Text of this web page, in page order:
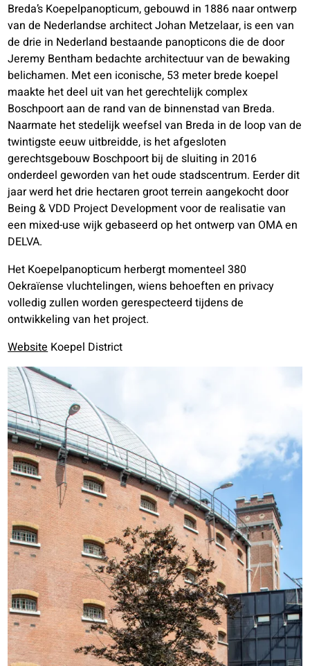
Breda’s Koepelpanopticum, gebouwd in 1886 naar ontwerp
van de Nederlandse architect Johan Metzelaar, is een van
de drie in Nederland bestaande panopticons die de door
Jeremy Bentham bedachte architectuur van de bewaking
belichamen. Met een iconische, 53 meter brede koepel
maakte het deel uit van het gerechtelijk complex
Boschpoort aan de rand van de binnenstad van Breda.
Naarmate het stedelijk weefsel van Breda in de loop van de
twintigste eeuw uitbreidde, is het afgesloten
gerechtsgebouw Boschpoort bij de sluiting in 2016
onderdeel geworden van het oude stadscentrum. Eerder dit
jaar werd het drie hectaren groot terrein aangekocht door
Being & VDD Project Development voor de realisatie van
een mixed-use wijk gebaseerd op het ontwerp van OMA en
DELVA.
Het Koepelpanopticum herbergt momenteel 380
Oekraïense vluchtelingen, wiens behoeften en privacy
volledig zullen worden gerespecteerd tijdens de
ontwikkeling van het project.
WebsiteKoepel District